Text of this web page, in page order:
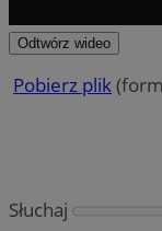
Odtwórz wideo
Pobierz plik
Słuchaj